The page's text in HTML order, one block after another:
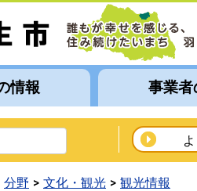
情報 事業
分野 文化・観光
観光情報